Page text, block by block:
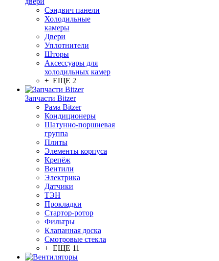
Сэндвич панели
Холодильные
камеры
Двери
Уплотнители
Шторы
Аксессуары для
холодильных камер
+ ЕЩЕ 2
Запчасти Bitzer
Рама Bitzer
Кондиционеры
Шатунно-поршневая
группа
Плиты
Элементы корпуса
Крепёж
Вентили
Электрика
Датчики
ТЭН
Прокладки
Стартор-ротор
Фильтры
Клапанная доска
Смотровые стекла
+ ЕЩЕ 11